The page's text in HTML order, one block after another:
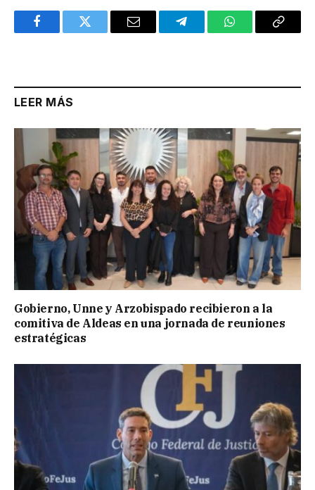
FacebookTwitter Email TelegramWhatsAppCopy
LEER MÁS
Gobierno, Unne y Arzobispado recibieron a la
comitiva de Aldeas en una jornada de reuniones
estratégicas